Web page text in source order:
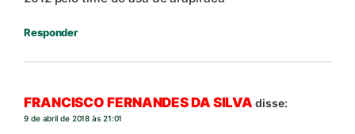
Responder
FRANCISCO FERNANDES DA SILVA disse:
9 de abril de 2018 às 21:01